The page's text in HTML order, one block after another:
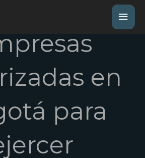
en
para